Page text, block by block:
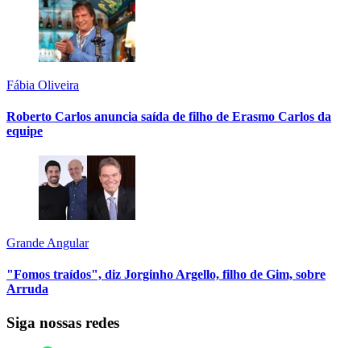
Fábia Oliveira
Roberto Carlos anuncia saída de filho de Erasmo Carlos da
equipe
Grande Angular
"Fomos traídos", diz Jorginho Argello, filho de Gim, sobre
Arruda
Siga nossas redes